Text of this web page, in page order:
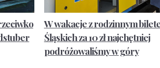
W wakacje z rodzinnym
Śląskich za 10 zł najchętniej
podróżowaliśmy w góry